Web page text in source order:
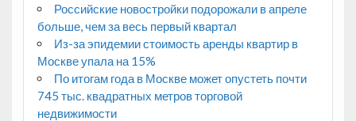
Российские новостройки подорожали в апреле
больше, чем за весь первый квартал
Из-за эпидемии стоимость аренды квартир в
Москве упала на 15%
По итогам года в Москве может опустеть почти
745 тыс. квадратных метров торговой
недвижимости